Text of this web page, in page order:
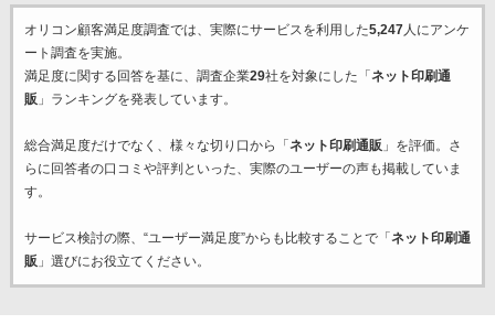
オリコン顧客満足度調査では、実際にサービスを利用した5,247人にアンケ
ート調査を実施。
満足度に関する回答を基に、調査企業29社を対象にした「 ネット印刷通
販 」ランキングを発表しています。
総合満足度だけでなく、様々な切り口から「 ネット印刷通販 」を評価。さ
らに回答者の口コミや評判といった、実際のユーザーの声も掲載していま
す。
サービス検討の際、“ユーザー満足度”からも比較することで「 ネット印刷通
販 」選びにお役立てください。